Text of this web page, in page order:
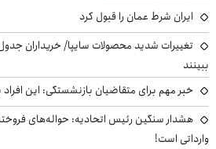
ایران شرط عمان را قبول کرد
ببینند
خبر مهم برای متقاضیان بازنشستگی: این افراد باید ۵ سال بیشتر
هشدار سنگین رئیس اتحادیه: حواله‌های
وارداتی است!